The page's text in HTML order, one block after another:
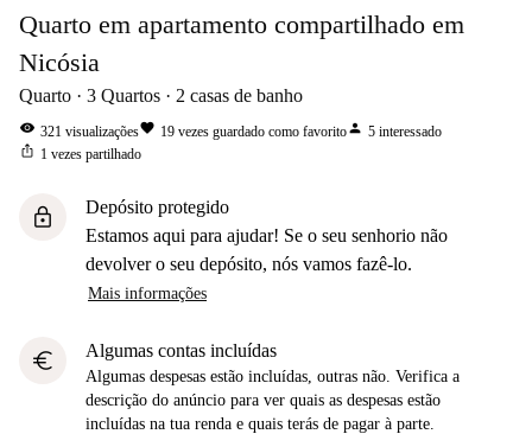
Quarto em apartamento compartilhado em
Nicósia
Quarto 3 Quartos 2 casas de banho
visibility 321 visualizaçõesfavorite 19 vezes guardado como favoritoperson 5 interessado
ios_share 1 vezes partilhado
lock
Depósito protegido
Estamos aqui para ajudar! Se o seu senhorio não
devolver o seu depósito, nós vamos fazê-lo.
Mais informações
euro Algumas contas incluídas
Algumas despesas estão incluídas, outras não. Verifica a
descrição do anúncio para ver quais as despesas estão
incluídas na tua renda e quais terás de pagar à parte.